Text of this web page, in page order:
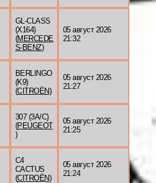
GL-CLASS
(X164)
(MERCEDE
S-BENZ)
05 август 2026
21:32
BERLINGO
(K9)
(CITROËN)
05 август 2026
21:27
307 (3A/C)
(PEUGEOT
)
05 август 2026
21:25
C4
CACTUS
(CITROËN)
05 август 2026
21:24